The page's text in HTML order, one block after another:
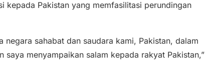
kepada Pakistan yang memfasilitasi perundingan
negara sahabat dan saudara kami, Pakistan, dalam
saya menyampaikan salam kepada rakyat Pakistan,”